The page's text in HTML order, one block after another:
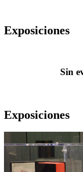
Exposiciones
Sin
Exposiciones